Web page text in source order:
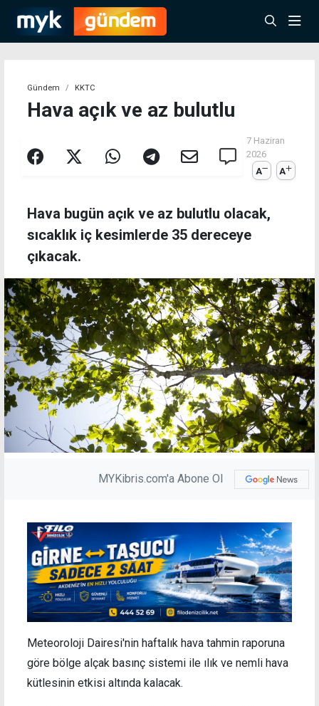
Gündem KKTC
Hava açık ve az bulutlu
7 Haziran
2026
A
A
Hava bugün açık ve az bulutlu olacak,
sıcaklık iç kesimlerde 35 dereceye
çıkacak.
MYKibris.com'a Abone Ol
Meteoroloji Dairesi'nin haftalık hava tahmin raporuna
göre bölge alçak basınç sistemi ile ılık ve nemli hava
kütlesinin etkisi altında kalacak.